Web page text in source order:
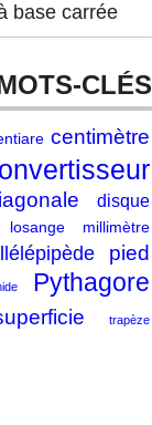
base carrée
CLÉS
centimètre
disque
losange millimètre
pied
Pythagore
trapèze